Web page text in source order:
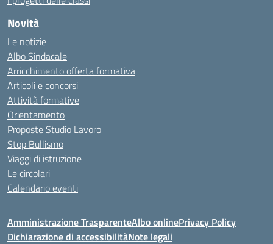
Novità
Le notizie
Albo Sindacale
Arricchimento offerta formativa
Articoli e concorsi
Attività formative
Orientamento
Proposte Studio Lavoro
Stop Bullismo
Viaggi di istruzione
Le circolari
Calendario eventi
Amministrazione TrasparenteAlbo onlinePrivacy Policy
Dichiarazione di accessibilitàNote legali